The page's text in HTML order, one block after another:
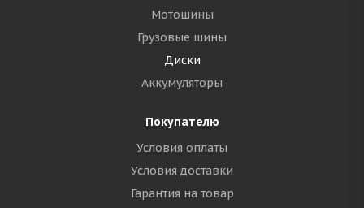
Мотошины
Грузовые шины
Диски
Аккумуляторы
Покупателю
Условия оплаты
Условия доставки
Гарантия на товар